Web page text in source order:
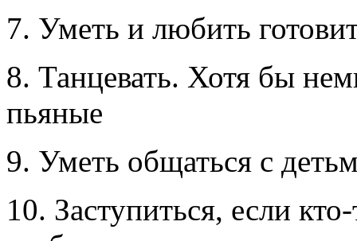
7. Уметь и любить
8. Танцевать. Хотя бы
пьяные
9. Уметь общаться с
10. Заступиться, если